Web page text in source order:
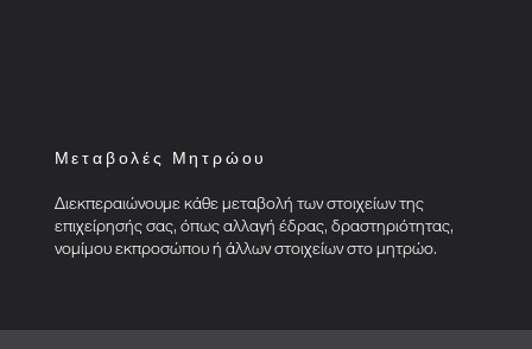
Μεταβολές Μητρώου
Διεκπεραιώνουμε κάθε μεταβολή των στοιχείων της
επιχείρησής σας, όπως αλλαγή έδρας, δραστηριότητας,
νομίμου εκπροσώπου ή άλλων στοιχείων στο μητρώο.